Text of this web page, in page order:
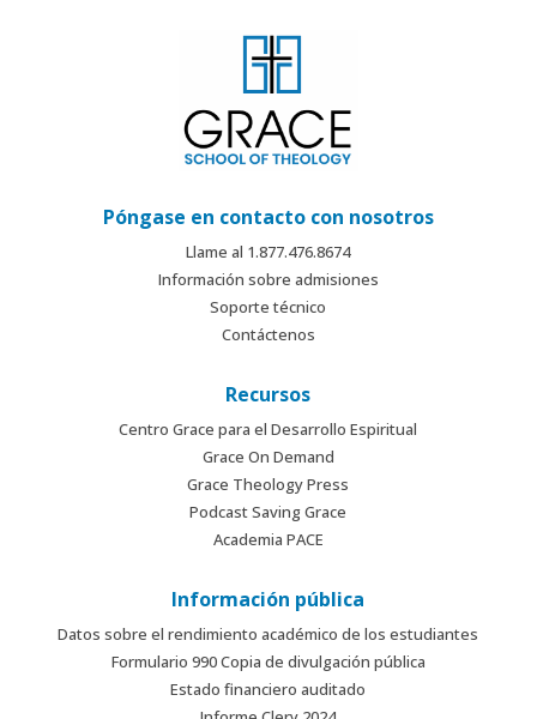
Póngase en contacto con nosotros
Llame al 1.877.476.8674
Información sobre admisiones
Soporte técnico
Contáctenos
Recursos
Centro Grace para el Desarrollo Espiritual
Grace On Demand
Grace Theology Press
Podcast Saving Grace
Academia PACE
Información pública
Datos sobre el rendimiento académico de los estudiantes
Formulario 990 Copia de divulgación pública
Estado financiero auditado